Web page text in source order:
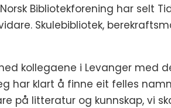
Bibliotekforening har selt
Skulebibliotek,
kollegaene i Levanger med
har klart å finne eit felles
på litteratur og kunnskap, vi